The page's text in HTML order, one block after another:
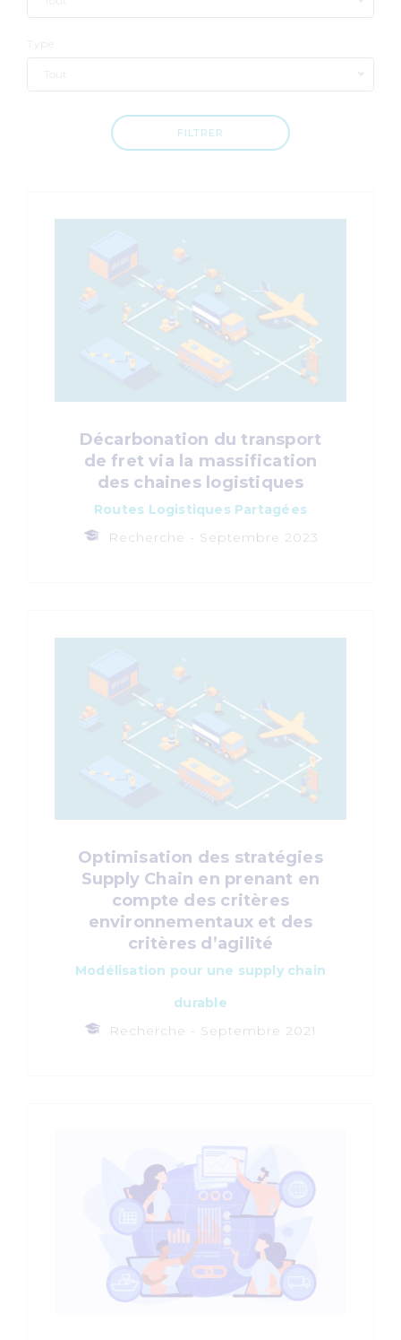
Décarbonation du transport
de fret via la massification
des chaines logistiques
Routes Logistiques Partagées
Recherche - Septembre 2023
Optimisation des stratégies
Supply Chain en prenant en
compte des critères
environnementaux et des
critères d’agilité
Modélisation pour une supply chain
durable
Recherche - Septembre 2021